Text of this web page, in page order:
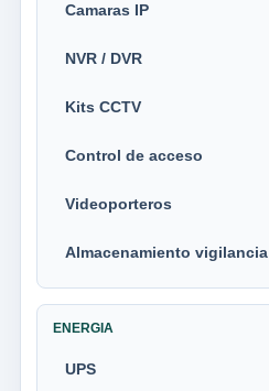
Camaras IP
NVR / DVR
Kits CCTV
Control de acceso
Videoporteros
Almacenamiento vigilancia
ENERGIA
UPS